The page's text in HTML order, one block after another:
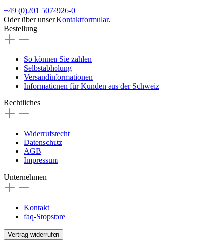
+49 (0)201 5074926-0
Oder über unserKontaktformular.
Bestellung
So können Sie zahlen
Selbstabholung
Versandinformationen
Informationen für Kunden aus der Schweiz
Rechtliches
Widerrufsrecht
Datenschutz
AGB
Impressum
Unternehmen
Kontakt
faq-Stopstore
Vertrag widerrufen